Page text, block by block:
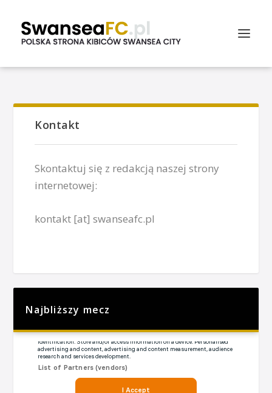
Kontakt
Skontaktuj się z redakcją naszej strony
internetowej:
kontakt [at] swanseafc.pl
Najbliższy mecz